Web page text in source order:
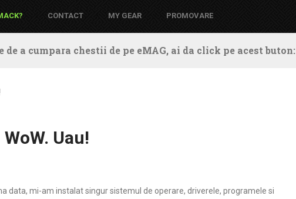
CONTACT MY GEAR PROMOVARE
a cumpara chestii de pe eMAG, ai da click pe acest buton:
Uau!
data, mi-am instalat singur sistemul de operare, driverele, programele si